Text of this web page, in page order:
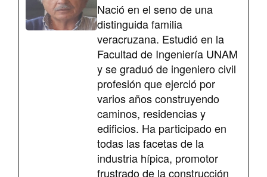
Nació en el seno de una
distinguida familia
veracruzana. Estudió en la
Facultad de Ingeniería UNAM
y se graduó de ingeniero civil
profesión que ejerció por
varios años construyendo
caminos, residencias y
edificios. Ha participado en
todas las facetas de la
industria hípica, promotor
frustrado de la construcción